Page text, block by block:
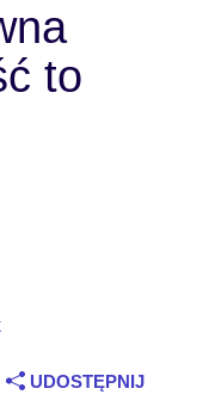
to
UDOSTĘPNIJ